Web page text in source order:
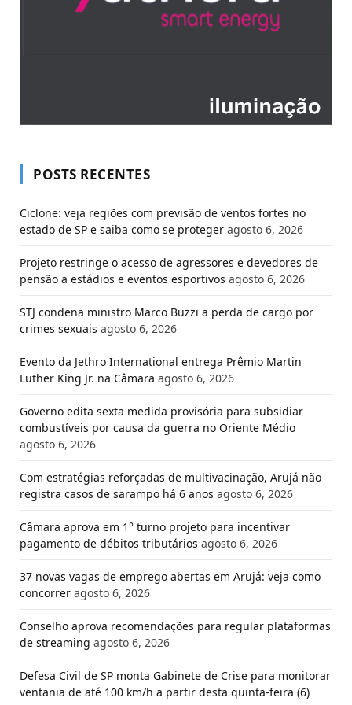
POSTS RECENTES
Ciclone: veja regiões com previsão de ventos fortes no
estado de SP e saiba como se proteger agosto 6, 2026
Projeto restringe o acesso de agressores e devedores de
pensão a estádios e eventos esportivos agosto 6, 2026
STJ condena ministro Marco Buzzi a perda de cargo por
crimes sexuais agosto 6, 2026
Evento da Jethro International entrega Prêmio Martin
Luther King Jr. na Câmara agosto 6, 2026
Governo edita sexta medida provisória para subsidiar
combustíveis por causa da guerra no Oriente Médio
agosto 6, 2026
Com estratégias reforçadas de multivacinação, Arujá não
registra casos de sarampo há 6 anos agosto 6, 2026
Câmara aprova em 1° turno projeto para incentivar
pagamento de débitos tributários agosto 6, 2026
37 novas vagas de emprego abertas em Arujá: veja como
concorrer agosto 6, 2026
Conselho aprova recomendações para regular plataformas
de streaming agosto 6, 2026
Defesa Civil de SP monta Gabinete de Crise para monitorar
ventania de até 100 km/h a partir desta quinta-feira (6)